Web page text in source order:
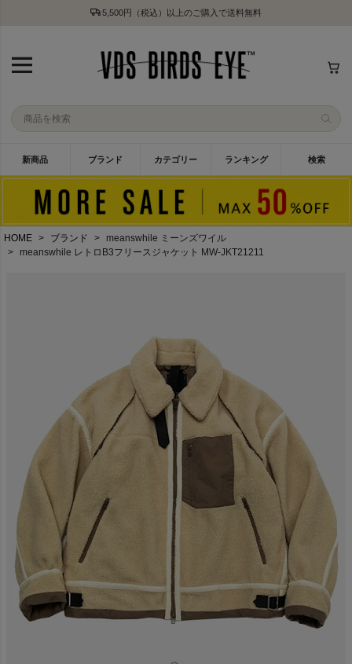
5,500円（税込）以上のご購入で送料無料
新商品 ブランド カテゴリー ランキング 検索
HOME ブランド
meanswhile ミーンズワイル
meanswhile レトロB3フリースジャケット MW-JKT21211